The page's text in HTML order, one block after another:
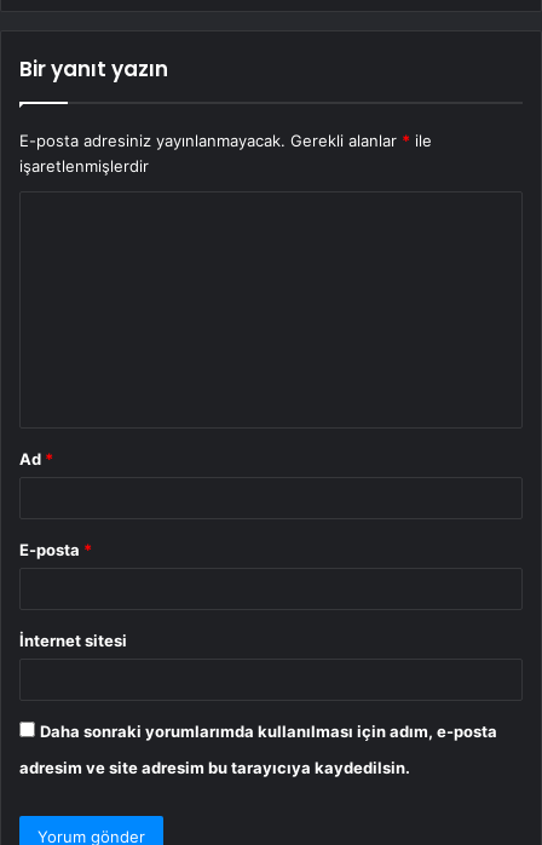
Bir yanıt yazın
E-posta adresiniz yayınlanmayacak. Gerekli alanlar * ile
işaretlenmişlerdir
Ad *
E-posta *
İnternet sitesi
Daha sonraki yorumlarımda kullanılması için adım, e-posta
adresim ve site adresim bu tarayıcıya kaydedilsin.